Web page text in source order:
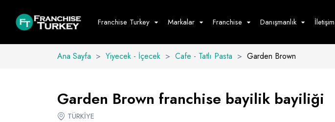
Franchise Turkey Markalar
Hepsini Göster
Franchise Danışmanlık İletişim
Ana Sayfa > Yiyecek - İçecek > Cafe - Tatlı Pasta > Garden Brown
Garden Brown franchise bayilik bayiliği
TÜRKİYE